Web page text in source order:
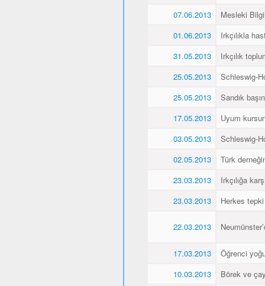
07.06.2013
Mesleki
01.06.2013
Irkçılıkla
31.05.2013
Irkçılık
25.05.2013
Schleswig-
25.05.2013
Sandık
17.05.2013
Uyum
03.05.2013
Schleswig-
02.05.2013
Türk
23.03.2013
Irkçılığa
23.03.2013
Herkes
22.03.2013
17.03.2013
Öğrenci
10.03.2013
Börek ve